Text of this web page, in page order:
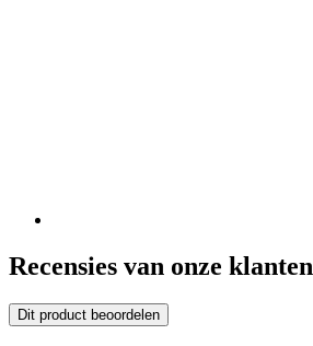
Recensies van onze klanten
Dit product beoordelen